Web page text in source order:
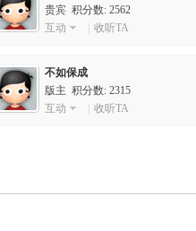
贵宾 积分数: 2562
互动
收听TA
不如保成
版主 积分数: 2315
互动
收听TA